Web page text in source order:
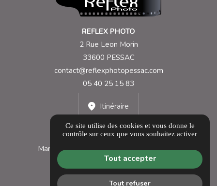
REFLEX PHOTO
2 Rue Leon Morin
33600 PESSAC
contact@reflexphotopessac.com
05 40 25 15 83
Itinéraire
Lundi 10h-12h30 et 14h30-19h
Mardi au vendredi 9h-12h30 et 14h30-19h
Samedi 9h30-12h30 et 14h30-18h
Ce site utilise des cookies et vous donne le
contrôle sur ceux que vous souhaitez activer
Tout accepter
Tout refuser